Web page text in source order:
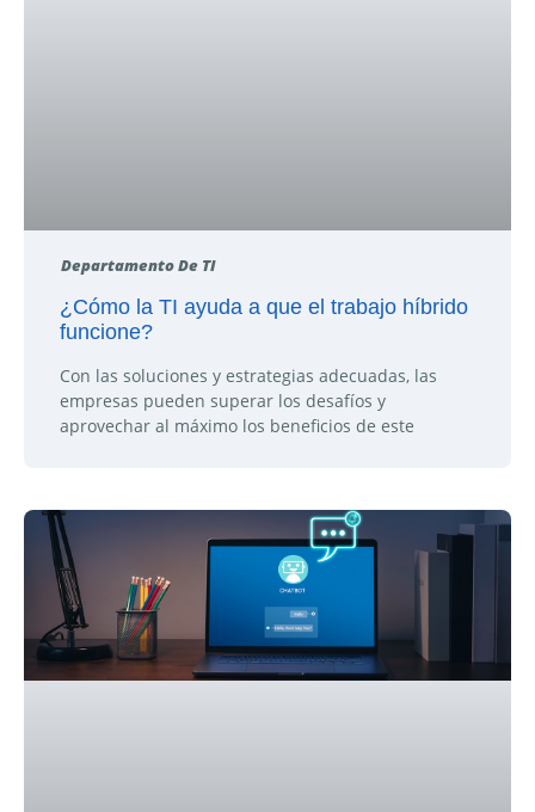
Departamento De TI
¿Cómo la TI ayuda a que el trabajo híbrido
funcione?
Con las soluciones y estrategias adecuadas, las
empresas pueden superar los desafíos y
aprovechar al máximo los beneficios de este